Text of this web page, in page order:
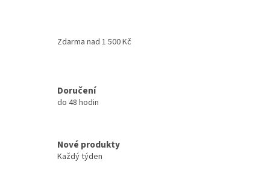
Zdarma nad 1 500 Kč
Doručení
do 48 hodin
Nové produkty
Každý týden